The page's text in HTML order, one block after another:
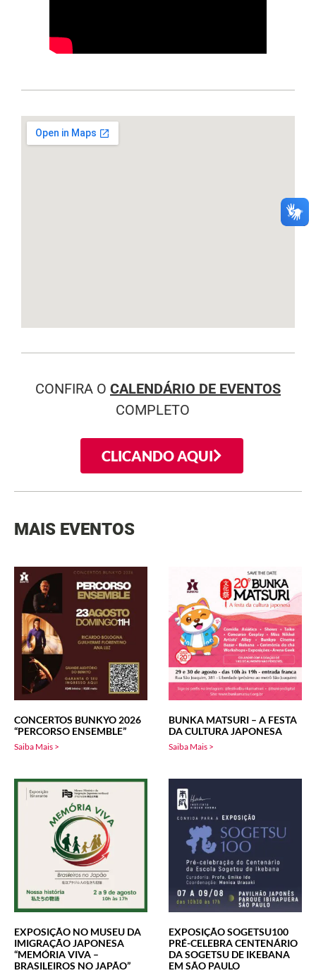
CONFIRA O CALENDÁRIO DE EVENTOS
COMPLETO
CLICANDO AQUI
MAIS EVENTOS
CONCERTOS BUNKYO 2026
“PERCORSO ENSEMBLE”
Saiba Mais >
BUNKA MATSURI – A FESTA
DA CULTURA JAPONESA
Saiba Mais >
EXPOSIÇÃO NO MUSEU DA
IMIGRAÇÃO JAPONESA
“MEMÓRIA VIVA –
BRASILEIROS NO JAPÃO”
EXPOSIÇÃO SOGETSU100
PRÉ-CELEBRA CENTENÁRIO
DA SOGETSU DE IKEBANA
EM SÃO PAULO